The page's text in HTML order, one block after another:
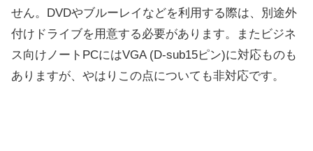
せん。DVDやブルーレイなどを利用する際は、別途外
付けドライブを用意する必要があります。またビジネ
ス向けノートPCにはVGA (D-sub15ピン)に対応ものも
ありますが、やはりこの点についても非対応です。